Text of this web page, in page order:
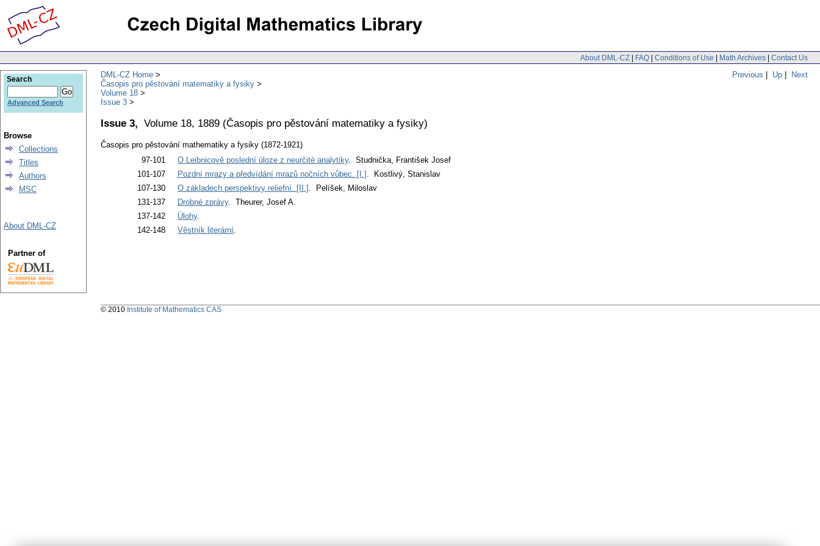
About DML-CZ | FAQ | Conditions of Use | Math Archives | Contact Us
Previous | Up | Next
DML-CZ Home
Časopis pro pěstování matematiky a fysiky
Volume 18
Issue 3
Issue 3, Volume 18, 1889 (Časopis pro pěstování matematiky a fysiky)
Časopis pro pěstování mathematiky a fysiky (1872-1921)
97-101
O Leibnicově poslední úloze z neurčité analytiky. Studnička, František Josef
101-107
Pozdní mrazy a předvídání mrazů nočních vůbec. [I.] . Kostlivý, Stanislav
107-130
O základech perspektivy reliefní. [II.] . Pelíšek, Miloslav
131-137
Drobné zprávy. Theurer, Josef A.
137-142
Úlohy.
142-148
Věstník literární.
Search
Advanced Search
Browse
Collections
Titles
Authors
MSC
About DML-CZ
Partner of
© 2010 Institute of Mathematics CAS